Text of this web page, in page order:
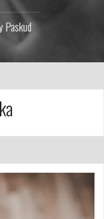
Paskud